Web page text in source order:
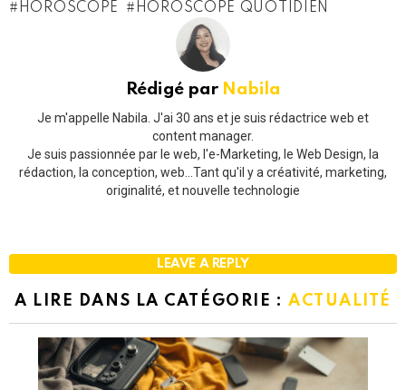
HOROSCOPE HOROSCOPE QUOTIDIEN
Rédigé par Nabila
Je m'appelle Nabila. J'ai 30 ans et je suis rédactrice web et
content manager.
Je suis passionnée par le web, l'e-Marketing, le Web Design, la
rédaction, la conception, web...Tant qu'il y a créativité, marketing,
originalité, et nouvelle technologie
LEAVE A REPLY
A LIRE DANS LA CATÉGORIE : ACTUALITÉ